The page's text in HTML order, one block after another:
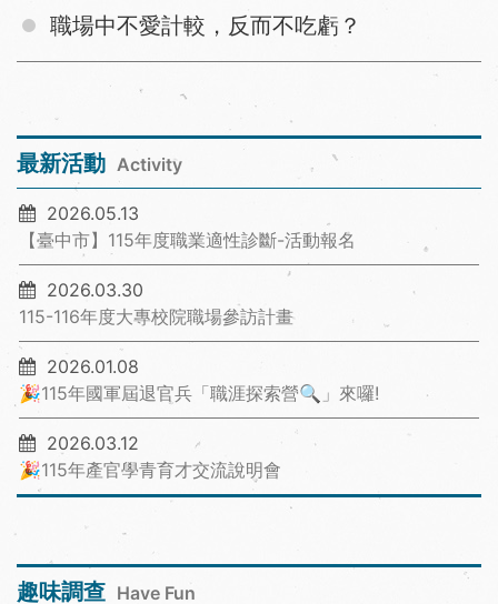
職場中不愛計較，反而不吃虧？
最新活動 Activity
2026.05.13
【臺中市】115年度職業適性診斷-活動報名
2026.03.30
115-116年度大專校院職場參訪計畫
2026.01.08
🎉115年國軍屆退官兵「職涯探索營🔍」來囉!
2026.03.12
🎉115年產官學青育才交流說明會
趣味調查 Have Fun